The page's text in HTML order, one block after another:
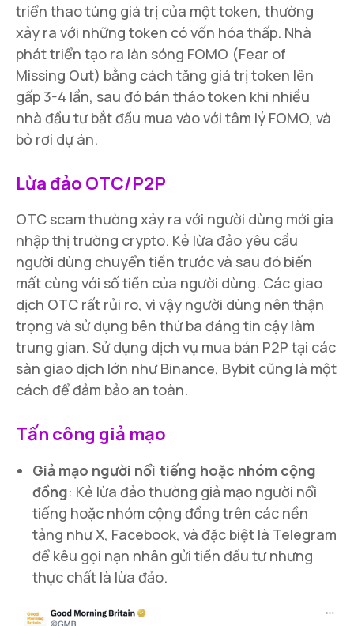
triển thao túng giá trị của một token, thường
xảy ra với những token có vốn hóa thấp. Nhà
phát triển tạo ra làn sóng FOMO (Fear of
Missing Out) bằng cách tăng giá trị token lên
gấp 3-4 lần, sau đó bán tháo token khi nhiều
nhà đầu tư bắt đầu mua vào với tâm lý FOMO, và
bỏ rơi dự án.
Lừa đảo OTC/P2P
OTC scam thường xảy ra với người dùng mới gia
nhập thị trường crypto. Kẻ lừa đảo yêu cầu
người dùng chuyển tiền trước và sau đó biến
mất cùng với số tiền của người dùng. Các giao
dịch OTC rất rủi ro, vì vậy người dùng nên thận
trọng và sử dụng bên thứ ba đáng tin cậy làm
trung gian. Sử dụng dịch vụ mua bán P2P tại các
sàn giao dịch lớn như Binance, Bybit cũng là một
cách để đảm bảo an toàn.
Tấn công giả mạo
Giả mạo người nổi tiếng hoặc nhóm cộng
đồng: Kẻ lừa đảo thường giả mạo người nổi
tiếng hoặc nhóm cộng đồng trên các nền
tảng như X, Facebook, và đặc biệt là Telegram
để kêu gọi nạn nhân gửi tiền đầu tư nhưng
thực chất là lừa đảo.